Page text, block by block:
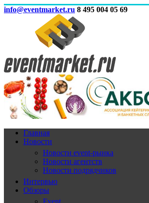
info@eventmarket.ru 8 495 004 05 69
Главная
Новости
Новости event-рынка
Новости агентств
Новости подрядчиков
Интервью
Обзоры
Event